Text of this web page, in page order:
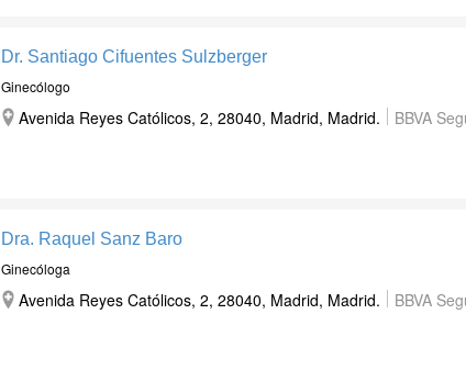
Dr. Santiago Cifuentes Sulzberger
Ginecólogo
Avenida Reyes Católicos, 2, 28040, Madrid, Madrid. BBVA
Dra. Raquel Sanz Baro
Ginecóloga
Avenida Reyes Católicos, 2, 28040, Madrid, Madrid. BBVA